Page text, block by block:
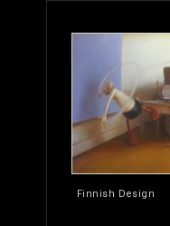
Finnish Design